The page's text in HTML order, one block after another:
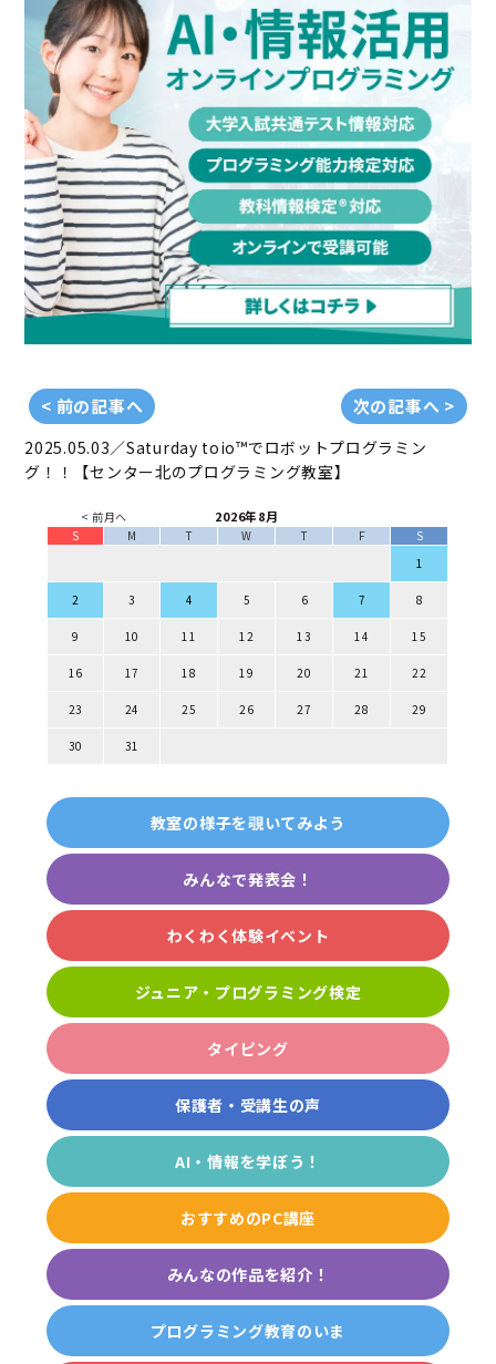
< 前の記事へ 次の記事へ >
2025.05.03／Saturday toio™でロボットプログラミン
グ！！【センター北のプログラミング教室】
< 前月へ 2026年8月
S M T W T F
S
1
2 3 4 5 6 7 8
9 10 11 12 13 14 15
16 17 18 19 20 21 22
23 24 25 26 27 28 29
30 31
教室の様子を覗いてみよう
みんなで発表会！
わくわく体験イベント
ジュニア・プログラミング検定
タイピング
保護者・受講生の声
AI・情報を学ぼう！
おすすめのPC講座
みんなの作品を紹介！
プログラミング教育のいま